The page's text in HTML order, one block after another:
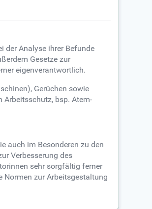
der Analyse ihrer Befunde
Gesetze zur
eigenverantwortlich.
Gerüchen sowie
Arbeitsschutz, bsp. Atem-
auch im Besonderen zu den
Verbesserung des
sehr sorgfältig ferner
Normen zur Arbeitsgestaltung